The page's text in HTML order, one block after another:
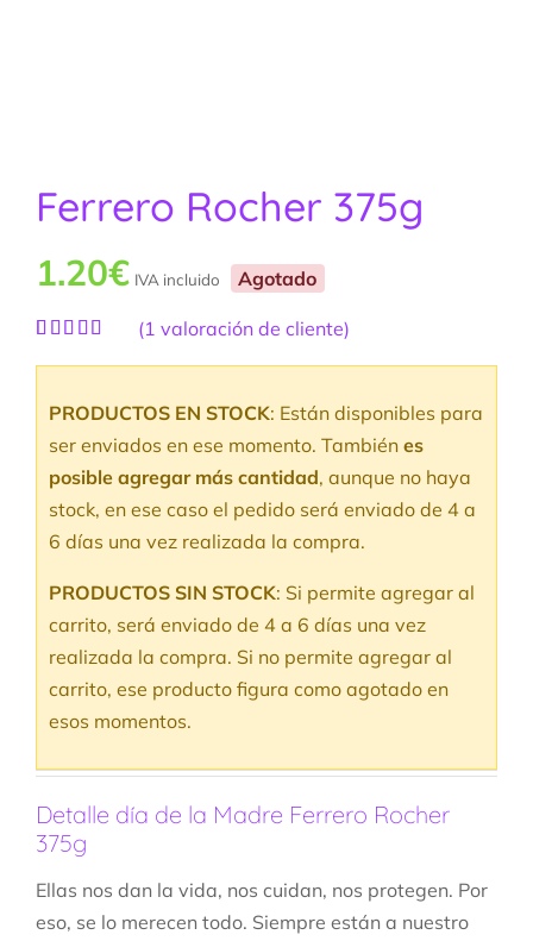
Ferrero Rocher 375g
1.20€ IVA incluido Agotado
valoración
(1 valoración de cliente)
PRODUCTOS EN STOCK: Están disponibles para
ser enviados en ese momento. También es
posible agregar más cantidad, aunque no haya
stock, en ese caso el pedido será enviado de 4 a
6 días una vez realizada la compra.
PRODUCTOS SIN STOCK: Si permite agregar al
carrito, será enviado de 4 a 6 días una vez
realizada la compra. Si no permite agregar al
carrito, ese producto figura como agotado en
esos momentos.
Detalle día de la Madre Ferrero Rocher
375g
Ellas nos dan la vida, nos cuidan, nos protegen. Por
eso, se lo merecen todo. Siempre están a nuestro